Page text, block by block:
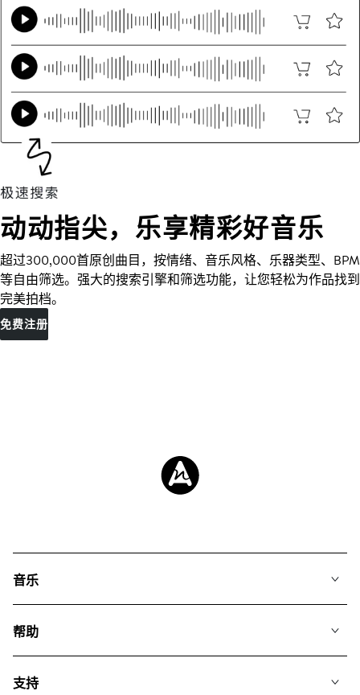
动动指尖，乐享精彩好音乐
超过300,000首原创曲目，按情绪、音乐风格、乐器类型、BPM
等自由筛选。强大的搜索引擎和筛选功能，让您轻松为作品找到
完美拍档。
免费注册
音乐
搜索
帮助
我们如何运用AI
支持